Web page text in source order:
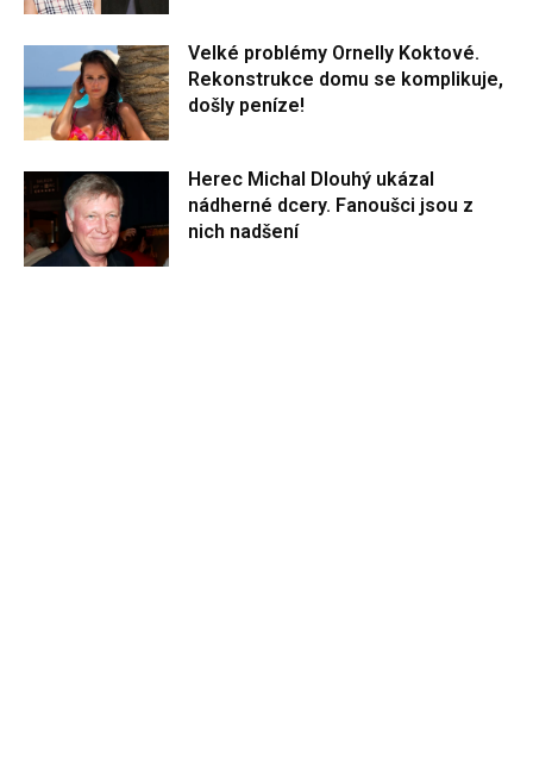
Velké problémy Ornelly Koktové.
Rekonstrukce domu se komplikuje,
došly peníze!
Herec Michal Dlouhý ukázal
nádherné dcery. Fanoušci jsou z
nich nadšení